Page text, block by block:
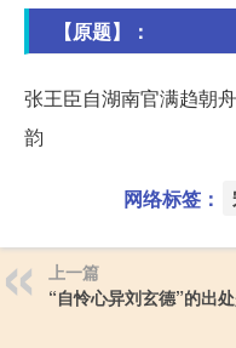
【原题】：
张王臣自湖南官满趋朝
韵
网络标签：
上一篇
“自怜心异刘玄德”的出